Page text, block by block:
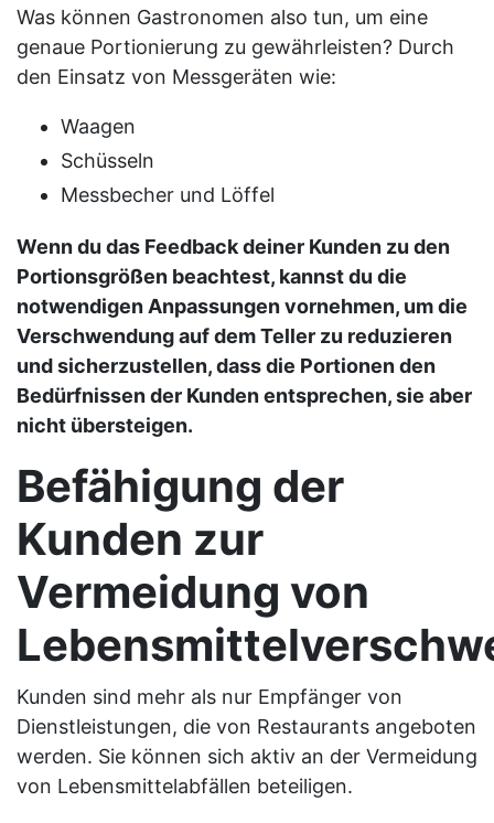
Was können Gastronomen also tun, um eine
genaue Portionierung zu gewährleisten? Durch
den Einsatz von Messgeräten wie:
Waagen
Schüsseln
Messbecher und Löffel
Wenn du das Feedback deiner Kunden zu den
Portionsgrößen beachtest, kannst du die
notwendigen Anpassungen vornehmen, um die
Verschwendung auf dem Teller zu reduzieren
und sicherzustellen, dass die Portionen den
Bedürfnissen der Kunden entsprechen, sie aber
nicht übersteigen.
Befähigung der
Kunden zur
Vermeidung von
Kunden sind mehr als nur Empfänger von
Dienstleistungen, die von Restaurants angeboten
werden. Sie können sich aktiv an der Vermeidung
von Lebensmittelabfällen beteiligen.